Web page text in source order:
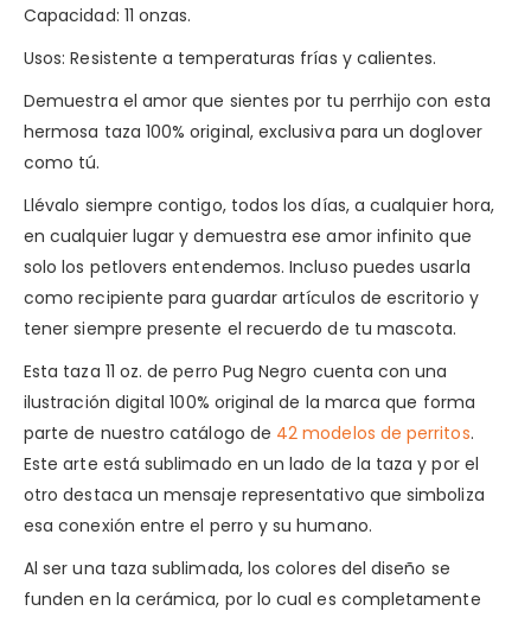
Capacidad: 11 onzas.
Usos: Resistente a temperaturas frías y calientes.
Demuestra el amor que sientes por tu perrhijo con esta
hermosa taza 100% original, exclusiva para un doglover
como tú.
Llévalo siempre contigo, todos los días, a cualquier hora,
en cualquier lugar y demuestra ese amor infinito que
solo los petlovers entendemos. Incluso puedes usarla
como recipiente para guardar artículos de escritorio y
tener siempre presente el recuerdo de tu mascota.
Esta taza 11 oz. de perro Pug Negro cuenta con una
ilustración digital 100% original de la marca que forma
parte de nuestro catálogo de 42 modelos de perritos.
Este arte está sublimado en un lado de la taza y por el
otro destaca un mensaje representativo que simboliza
esa conexión entre el perro y su humano.
Al ser una taza sublimada, los colores del diseño se
funden en la cerámica, por lo cual es completamente